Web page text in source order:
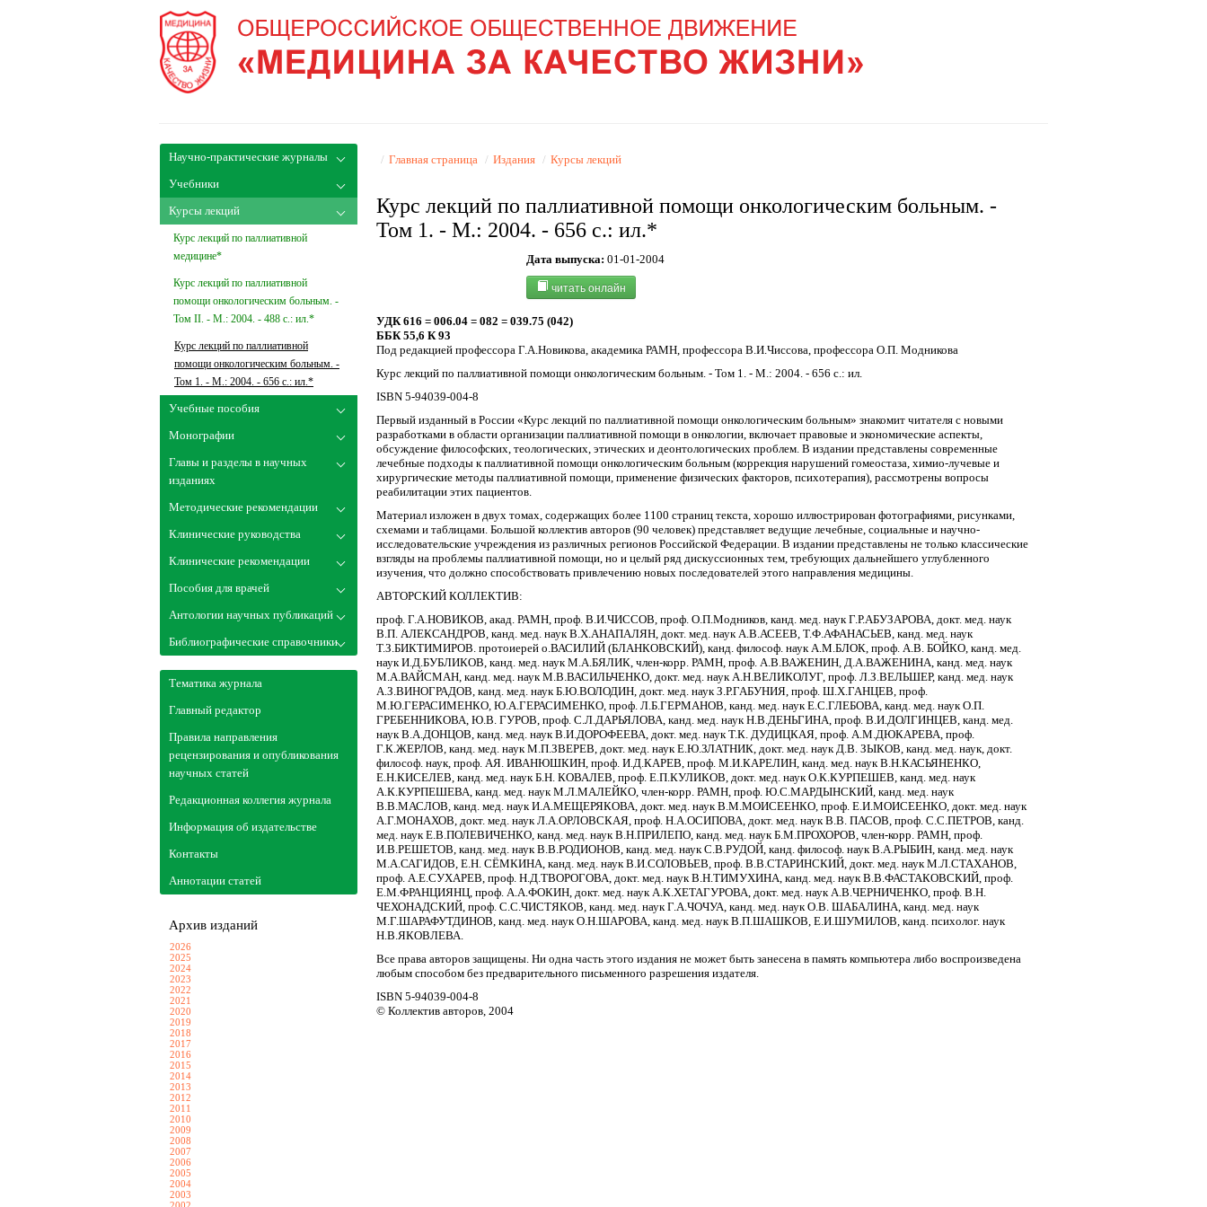
Научно-практические журналы
Учебники
Курсы лекций
Курс лекций по паллиативной
медицине*
Курс лекций по паллиативной
помощи онкологическим больным. -
Том II. - М.: 2004. - 488 c.: ил.*
Курс лекций по паллиативной
помощи онкологическим больным. -
Том 1. - М.: 2004. - 656 c.: ил.*
Учебные пособия
Монографии
Главы и разделы в научных
изданиях
Методические рекомендации
Клинические руководства
Клинические рекомендации
Пособия для врачей
Антологии научных публикаций
Библиографические справочники
Тематика журнала
Главный редактор
Правила направления
рецензирования и опубликования
научных статей
Редакционная коллегия журнала
Информация об издательстве
Контакты
Аннотации статей
Архив изданий
2026
2025
2024
2023
2022
2021
2020
2019
2018
2017
2016
2015
2014
2013
2012
2011
2010
2009
2008
2007
2006
2005
2004
2003
/ Главная страница / Издания / Курсы лекций
Курс лекций по паллиативной помощи онкологическим больным. -
Том 1. - М.: 2004. - 656 c.: ил.*
Дата выпуска: 01-01-2004
читать онлайн
УДК 616 = 006.04 = 082 = 039.75 (042)
ББК 55,6 К 93
Под редакцией профессора Г.А.Новикова, академика РАМН, профессора В.И.Чиссова, профессора О.П. Модникова
Курс лекций по паллиативной помощи онкологическим больным. - Том 1. - М.: 2004. - 656 c.: ил.
ISBN 5-94039-004-8
Первый изданный в России «Курс лекций по паллиативной помощи онкологическим больным» знакомит читателя с новыми
разработками в области организации паллиативной помощи в онкологии, включает правовые и экономические аспекты,
обсуждение философских, теологических, этических и деонтологических проблем. В издании представлены современные
лечебные подходы к паллиативной помощи онкологическим больным (коррекция нарушений гомеостаза, химио-лучевые и
хирургические методы паллиативной помощи, применение физических факторов, психотерапия), рассмотрены вопросы
реабилитации этих пациентов.
Материал изложен в двух томах, содержащих более 1100 страниц текста, хорошо иллюстрирован фотографиями, рисунками,
схемами и таблицами. Большой коллектив авторов (90 человек) представляет ведущие лечебные, социальные и научно-
исследовательские учреждения из различных регионов Российской Федерации. В издании представлены не только классические
взгляды на проблемы паллиативной помощи, но и целый ряд дискуссионных тем, требующих дальнейшего углубленного
изучения, что должно способствовать привлечению новых последователей этого направления медицины.
АВТОРСКИЙ КОЛЛЕКТИВ:
проф. Г.А.НОВИКОВ, акад. РАМН, проф. В.И.ЧИССОВ, проф. О.П.Модников, канд. мед. наук Г.Р.АБУЗАРОВА, докт. мед. наук
В.П. АЛЕКСАНДРОВ, канд. мед. наук В.Х.AHAПАЛЯН, докт. мед. наук А.В.АСЕЕВ, Т.Ф.АФАНАСЬЕВ, канд. мед. наук
Т.З.БИКТИМИРОВ. протоиерей о.ВАСИЛИЙ (БЛАНКОВСКИЙ), канд. философ. наук А.М.БЛОК, проф. А.В. БОЙКО, канд. мед.
наук И.Д.БУБЛИКОВ, канд. мед. наук М.А.БЯЛИК, член-корр. РАМН, проф. А.В.ВАЖЕНИН, Д.А.ВАЖЕНИНА, канд. мед. наук
М.А.ВАЙСМАН, канд. мед. наук М.В.ВАСИЛЬЧЕНКО, докт. мед. наук А.Н.ВЕЛИКОЛУГ, проф. Л.З.ВЕЛЬШЕР, канд. мед. наук
А.З.ВИНОГРАДОВ, канд. мед. наук Б.Ю.ВОЛОДИН, докт. мед. наук З.Р.ГАБУНИЯ, проф. Ш.Х.ГАНЦЕВ, проф.
М.Ю.ГЕРАСИМЕНКО, Ю.А.ГЕРАСИМЕНКО, проф. Л.Б.ГЕРМАНОВ, канд. мед. наук Е.С.ГЛЕБОВА, канд. мед. наук О.П.
ГРЕБЕННИКОВА, Ю.В. ГУРОВ, проф. С.Л.ДАРЬЯЛОВА, канд. мед. наук Н.В.ДЕНЬГИНА, проф. В.И.ДОЛГИНЦЕВ, канд. мед.
наук В.А.ДОНЦОВ, канд. мед. наук В.И.ДОРОФЕЕВА, докт. мед. наук Т.К. ДУДИЦКАЯ, проф. А.М.ДЮКАРЕВА, проф.
Г.К.ЖЕРЛОВ, канд. мед. наук М.П.ЗВЕРЕВ, докт. мед. наук Е.Ю.ЗЛАТНИК, докт. мед. наук Д.В. ЗЫКОВ, канд. мед. наук, докт.
философ. наук, проф. АЯ. ИВАНЮШКИН, проф. И.Д.КАРЕВ, проф. М.И.КАРЕЛИН, канд. мед. наук В.Н.КАСЬЯНЕНКО,
Е.Н.КИСЕЛЕВ, канд. мед. наук Б.Н. КОВАЛЕВ, проф. Е.П.КУЛИКОВ, докт. мед. наук О.К.КУРПЕШЕВ, канд. мед. наук
А.К.КУРПЕШЕВА, канд. мед. наук М.Л.МАЛЕЙКО, член-корр. РАМН, проф. Ю.С.МАРДЫНСКИЙ, канд. мед. наук
В.В.МАСЛОВ, канд. мед. наук И.А.МЕЩЕРЯКОВА, докт. мед. наук В.М.МОИСЕЕНКО, проф. Е.И.МОИСЕЕНКО, докт. мед. наук
А.Г.МОНАХОВ, докт. мед. наук Л.А.ОРЛОВСКАЯ, проф. Н.А.ОСИПОВА, докт. мед. наук В.В. ПАСОВ, проф. С.С.ПЕТРОВ, канд.
мед. наук Е.В.ПОЛЕВИЧЕНКО, канд. мед. наук В.Н.ПРИЛЕПО, канд. мед. наук Б.М.ПРОХОРОВ, член-корр. РАМН, проф.
И.В.РЕШЕТОВ, канд. мед. наук В.В.РОДИОНОВ, канд. мед. наук С.В.РУДОЙ, канд. философ. наук В.А.РЫБИН, канд. мед. наук
М.А.САГИДОВ, Е.Н. СЁМКИНА, канд. мед. наук В.И.СОЛОВЬЕВ, проф. В.В.СТАРИНСКИЙ, докт. мед. наук М.Л.СТАХАНОВ,
проф. А.Е.СУХАРЕВ, проф. Н.Д.ТВОРОГОВА, докт. мед. наук В.Н.ТИМУХИНА, канд. мед. наук В.В.ФАСТАКОВСКИЙ, проф.
Е.М.ФРАНЦИЯНЦ, проф. А.А.ФОКИН, докт. мед. наук А.К.ХЕТАГУРОВА, докт. мед. наук А.В.ЧЕРНИЧЕНКО, проф. В.Н.
ЧЕХОНАДСКИЙ, проф. С.С.ЧИСТЯКОВ, канд. мед. наук Г.А.ЧОЧУА, канд. мед. наук О.В. ШАБАЛИНА, канд. мед. наук
M.Г.ШАРАФУТДИНОВ, канд. мед. наук О.Н.ШАРОВА, канд. мед. наук В.П.ШАШКОВ, Е.И.ШУМИЛОВ, канд. психолог. наук
Н.В.ЯКОВЛЕВА.
Все права авторов защищены. Ни одна часть этого издания не может быть занесена в память компьютера либо воспроизведена
любым способом без предварительного письменного разрешения издателя.
ISBN 5-94039-004-8
© Коллектив авторов, 2004